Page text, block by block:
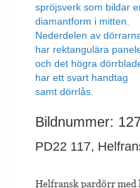
Bildnummer:
PD22 117,
Helfransk pardörr med